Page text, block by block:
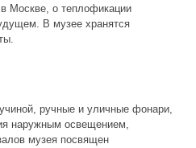
в Москве, о теплофикации
В музее хранятся
ручные и уличные фонари,
наружным освещением,
музея посвящен